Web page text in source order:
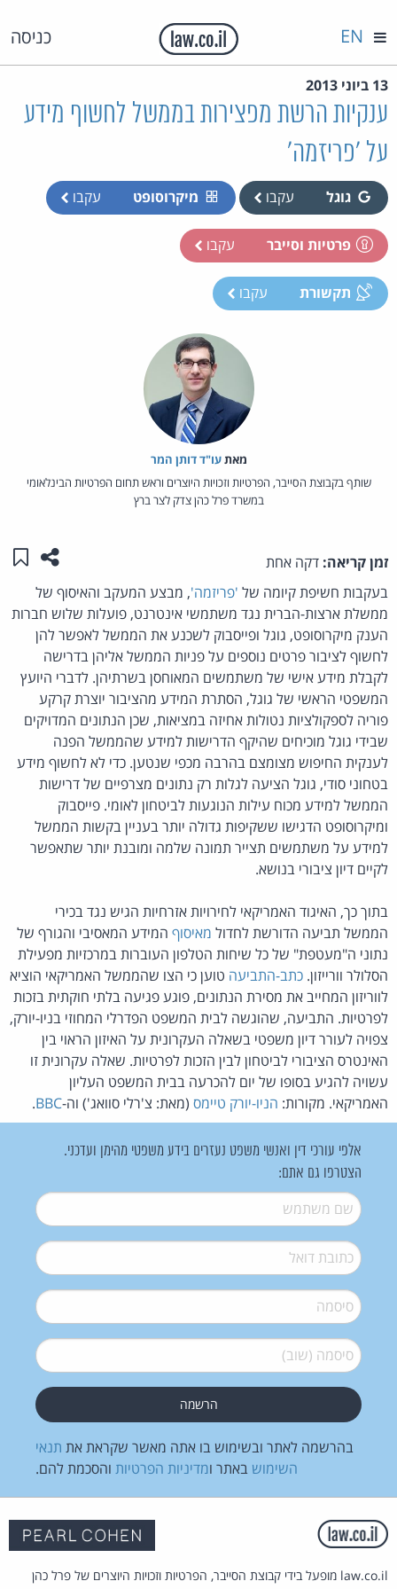
כניסה EN
13 ביוני 2013
ענקיות הרשת מפצירות בממשל לחשוף מידע
על 'פריזמה'
גוגל עקבו מיקרוסופט עקבו
פרטיות וסייבר עקבו
תקשורת עקבו
מאת‏עו"ד דותן המר
שותף בקבוצת הסייבר, הפרטיות וזכויות היוצרים וראש תחום הפרטיות הבינלאומי
במשרד פרל כהן צדק לצר ברץ
זמן קריאה: דקה אחת שתפו
בעקבות חשיפת קיומה של 'פריזמה', מבצע המעקב והאיסוף של
ממשלת ארצות-הברית נגד משתמשי אינטרנט, פועלות שלוש חברות
הענק מיקרוסופט, גוגל ופייסבוק לשכנע את הממשל לאפשר להן
לחשוף לציבור פרטים נוספים על פניות הממשל אליהן בדרישה
לקבלת מידע אישי של משתמשים המאוחסן בשרתיהן. לדברי היועץ
המשפטי הראשי של גוגל, הסתרת המידע מהציבור יוצרת קרקע
פוריה לספקולציות נטולות אחיזה במציאות, שכן הנתונים המדויקים
שבידי גוגל מוכיחים שהיקף הדרישות למידע שהממשל הפנה
לענקית החיפוש מצומצם בהרבה מכפי שנטען. כדי לא לחשוף מידע
בטחוני סודי, גוגל הציעה לגלות רק נתונים מצרפיים של דרישות
הממשל למידע מכוח עילות הנוגעות לביטחון לאומי. פייסבוק
ומיקרוסופט הדגישו ששקיפות גדולה יותר בעניין בקשות הממשל
למידע על משתמשים תצייר תמונה שלמה ומובנת יותר שתאפשר
לקיים דיון ציבורי בנושא.
בתוך כך, האיגוד האמריקאי לחירויות אזרחיות הגיש נגד בכירי
הממשל תביעה הדורשת לחדול מאיסוף המידע המאסיבי והגורף של
נתוני ה"מעטפת" של כל שיחות הטלפון העוברות במרכזיות מפעילת
הסלולר וורייזון. כתב-התביעה טוען כי הצו שהממשל האמריקאי הוציא
לווריזון המחייב את מסירת הנתונים, פוגע פגיעה בלתי חוקתית בזכות
לפרטיות. התביעה, שהוגשה לבית המשפט הפדרלי המחוזי בניו-יורק,
צפויה לעורר דיון משפטי בשאלה העקרונית על האיזון הראוי בין
האינטרס הציבורי לביטחון לבין הזכות לפרטיות. שאלה עקרונית זו
עשויה להגיע בסופו של יום להכרעה בבית המשפט העליון
האמריקאי. מקורות: הניו-יורק טיימס (מאת: צ'רלי סוואג') וה-BBC
.
אלפי עורכי דין ואנשי משפט נעזרים בידע משפטי מהימן ועדכני.
הצטרפו גם אתם:
שם משתמש*
דואל*
סיסמה*
סיסמה (שוב)*
בהרשמה לאתר ובשימוש בו אתה מאשר שקראת את תנאי
השימוש באתר ומדיניות הפרטיות והסכמת להם.
law.co.il מופעל בידי קבוצת הסייבר, הפרטיות וזכויות היוצרים של פרל כהן